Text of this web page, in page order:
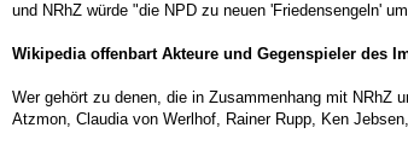
und NRhZ würde "die NPD zu neuen 'Friedensengeln'
Wikipedia offenbart Akteure und Gegenspieler des
Wer gehört zu denen, die in Zusammenhang mit NRhZ
Atzmon, Claudia von Werlhof, Rainer Rupp, Ken